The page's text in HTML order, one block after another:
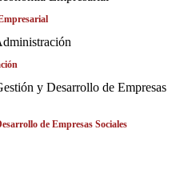
de Empresas Sociales